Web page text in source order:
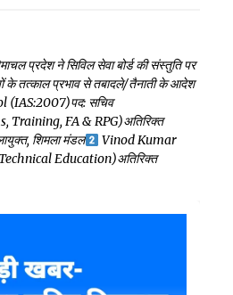
प्रदेश ने सिविल सेवा बोर्ड की संस्तुति पर
के तत्काल प्रभाव से तबादले/तैनाती के आदेश
(IAS:2007)पद: सचिव
FA & RPG)अतिरिक्त
शिमला मंडल
Vinod Kumar
Education)अतिरिक्त